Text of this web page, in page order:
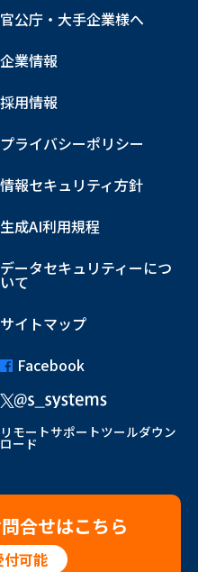
官公庁・大手企業様へ
企業情報
採用情報
プライバシーポリシー
情報セキュリティ方針
生成AI利用規程
データセキュリティーにつ
いて
サイトマップ
Facebook
リモートサポートツールダウン
ロード
合せはこちら
付可能